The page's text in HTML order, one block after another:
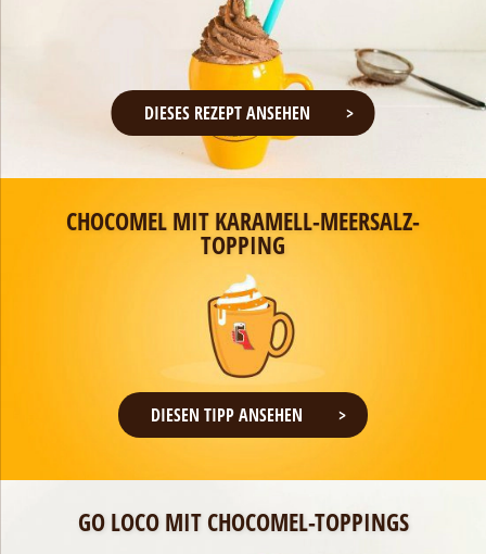
CHOCOMEL MIT KARAMELL-MEERSALZ-
TOPPING
DIESEN TIPP ANSEHEN
DIESES REZEPT ANSEHEN
GO LOCO MIT CHOCOMEL-TOPPINGS